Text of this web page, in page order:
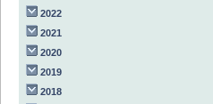
2022
2021
2020
2019
2018